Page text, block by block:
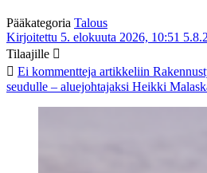
Pääkategoria Talous
Kirjoitettu 5. elokuuta 2026, 10:51
Tilaajille
Ei kommentteja artikkeliin
seudulle – aluejohtajaksi Heikki